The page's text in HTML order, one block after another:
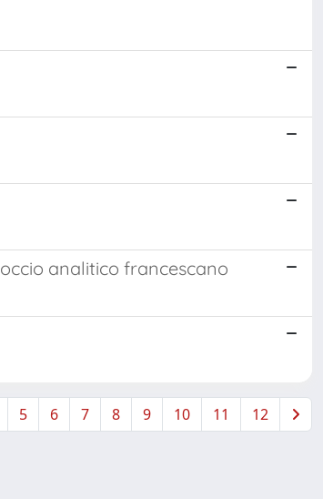
analitico francescano
5 6 7 8 9 10 11 12